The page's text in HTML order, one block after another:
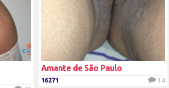
Amante de São Paulo
16271 14